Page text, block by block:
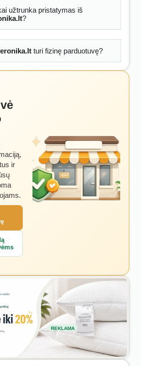
užtrunka pristatymas iš
?
turi fizinę parduotuvę?
ir
REKLAMA